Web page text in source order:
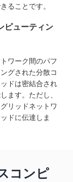
ることです。
ピューティン
ワーク間のパフ
グされた分散コ
ドは密結合され
ます。ただし、
リッドネットワ
ドに伝達しま
コンピ